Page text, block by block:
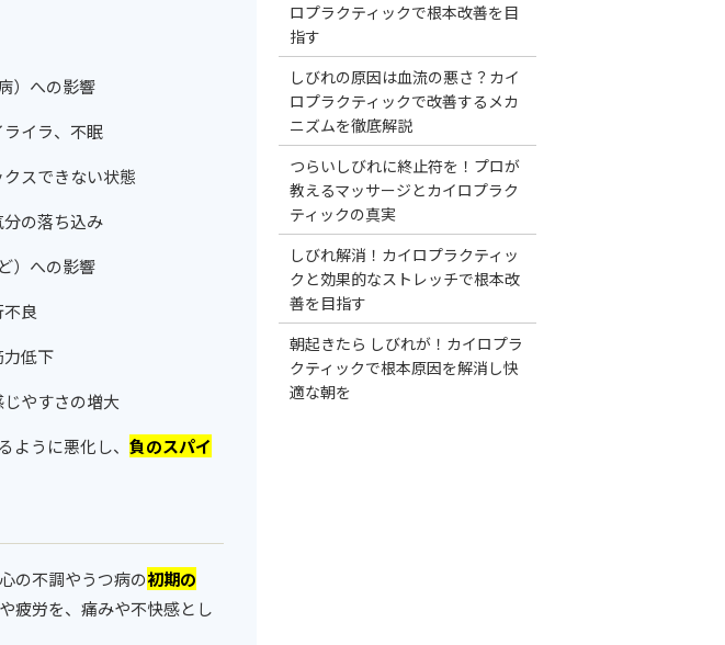
）への影響
イラ、不眠
スできない状態
の落ち込み
）への影響
良
低下
やすさの増大
うに悪化し、 負のスパイ
の不調やうつ病の初期の
疲労を、痛みや不快感とし
ロプラクティックで根本改善を目
指す
しびれの原因は血流の悪さ？カイ
ロプラクティックで改善するメカ
ニズムを徹底解説
つらいしびれに終止符を！プロが
教えるマッサージとカイロプラク
ティックの真実
しびれ解消！カイロプラクティッ
クと効果的なストレッチで根本改
善を目指す
朝起きたら しびれが！カイロプラ
クティックで根本原因を解消し快
適な朝を